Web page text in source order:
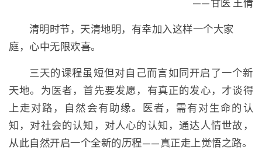
——甘医 王倩
清明时节，天清地明，有幸加入这样一个大家
庭，心中无限欢喜。
三天的课程虽短但对自己而言如同开启了一个新
天地。为医者，首先要发愿，有真正的发心，才谈得
上走对路，自然会有助缘。医者，需有对生命的认
知，对社会的认知，对人心的认知，通达人情世故，
从此自然开启一个全新的历程——真正走上觉悟之路。